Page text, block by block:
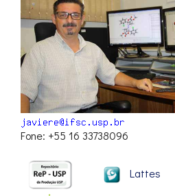
Fone: +55 16 33738096
Lattes